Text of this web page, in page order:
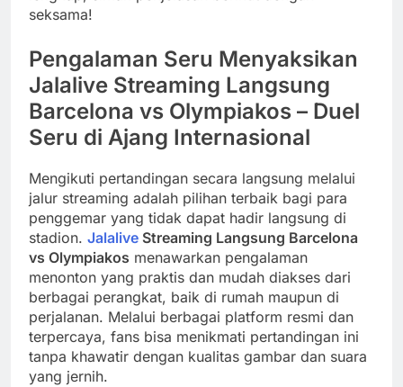
seksama!
Pengalaman Seru Menyaksikan
Jalalive Streaming Langsung
Barcelona vs Olympiakos – Duel
Seru di Ajang Internasional
Mengikuti pertandingan secara langsung melalui
jalur streaming adalah pilihan terbaik bagi para
penggemar yang tidak dapat hadir langsung di
stadion. Jalalive Streaming Langsung Barcelona
vs Olympiakos menawarkan pengalaman
menonton yang praktis dan mudah diakses dari
berbagai perangkat, baik di rumah maupun di
perjalanan. Melalui berbagai platform resmi dan
terpercaya, fans bisa menikmati pertandingan ini
tanpa khawatir dengan kualitas gambar dan suara
yang jernih.